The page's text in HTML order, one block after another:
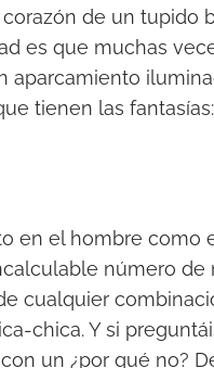
de un tupido
es que muchas
aparcamiento
tienen las
en el hombre como
número de
cualquier
chica. Y si
un ¿por qué no?